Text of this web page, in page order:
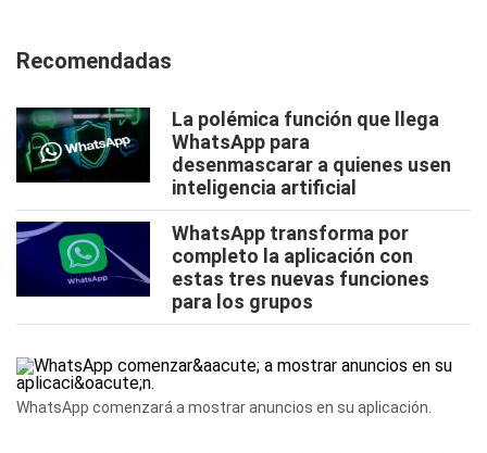
Recomendadas
La polémica función que llega
WhatsApp para
desenmascarar a quienes usen
inteligencia artificial
WhatsApp transforma por
completo la aplicación con
estas tres nuevas funciones
para los grupos
WhatsApp comenzará a mostrar anuncios en su aplicación.